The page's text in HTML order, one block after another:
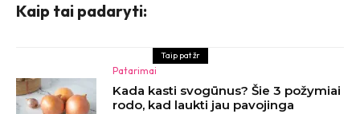
Kaip tai padaryti:
Taip pat žr
Patarimai
Kada kasti svogūnus? Šie 3 požymiai
rodo, kad laukti jau pavojinga